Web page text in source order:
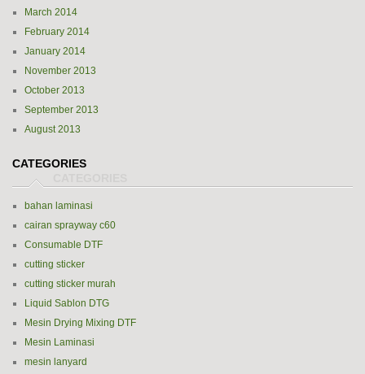
March 2014
February 2014
January 2014
November 2013
October 2013
September 2013
August 2013
CATEGORIES
bahan laminasi
cairan sprayway c60
Consumable DTF
cutting sticker
cutting sticker murah
Liquid Sablon DTG
Mesin Drying Mixing DTF
Mesin Laminasi
mesin lanyard